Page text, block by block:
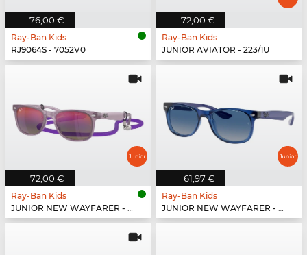
76,00 €
Ray-Ban Kids
RJ9064S - 7052V0
72,00 €
Ray-Ban Kids
JUNIOR AVIATOR - 223/1U
72,00 €
Ray-Ban Kids
JUNIOR NEW WAYFARER - 7147B1
61,97 €
Ray-Ban Kids
JUNIOR NEW WAYFARER - 70624L